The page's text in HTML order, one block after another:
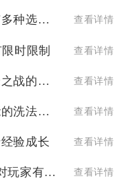
新盗墓笔记吊灯颜色有多种选择吗 查看详情
时限制 查看详情
如何迅速提升鬼泣巅峰之战的等级划分 查看详情
攻城掠地御宝不败技能的洗法是什么 查看详情
验成长 查看详情
少年三国志2里的神兽对玩家有什么帮助 查看详情